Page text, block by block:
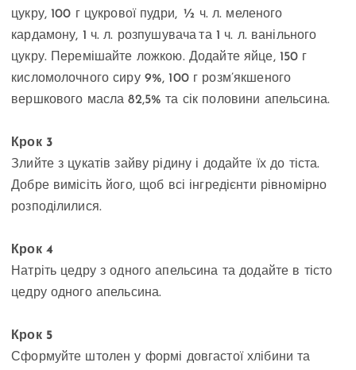
цукру, 100 г цукрової пудри, ½ ч. л. меленого
кардамону, 1 ч. л. розпушувача та 1 ч. л. ванільного
цукру. Перемішайте ложкою. Додайте яйце, 150 г
кисломолочного сиру 9%, 100 г розм’якшеного
вершкового масла 82,5% та сік половини апельсина.
Крок 3
Злийте з цукатів зайву рідину і додайте їх до тіста.
Добре вимісіть його, щоб всі інгредієнти рівномірно
розподілилися.
Крок 4
Натріть цедру з одного апельсина та додайте в тісто
цедру одного апельсина.
Крок 5
Сформуйте штолен у формі довгастої хлібини та